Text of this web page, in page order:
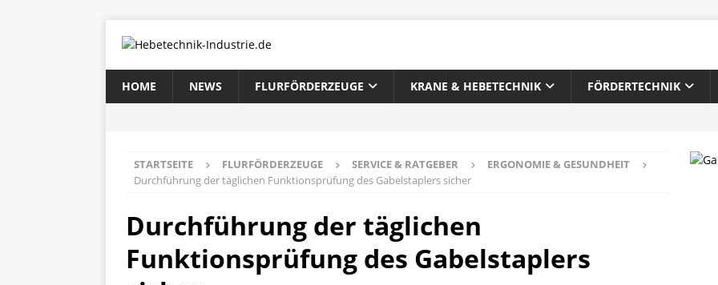
HOME NEWS FLURFÖRDERZEUGE KRANE & HEBETECHNIK FÖRDERTECHNIK
STARTSEITE FLURFÖRDERZEUGE SERVICE & RATGEBER
ERGONOMIE & GESUNDHEIT
Durchführung der täglichen Funktionsprüfung des Gabelstaplers sicher
Durchführung der täglichen
Funktionsprüfung des Gabelstaplers